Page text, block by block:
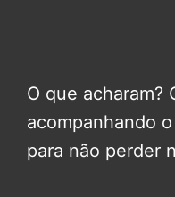
O que acharam?
acompanhando o
para não perder